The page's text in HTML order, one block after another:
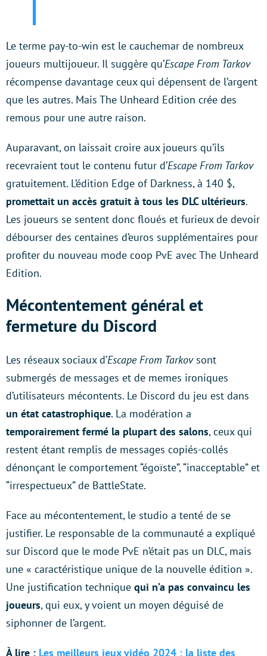
Le terme pay-to-win est le cauchemar de nombreux
joueurs multijoueur. Il suggère qu’Escape From Tarkov
récompense davantage ceux qui dépensent de l’argent
que les autres. Mais The Unheard Edition crée des
remous pour une autre raison.
Auparavant, on laissait croire aux joueurs qu’ils
recevraient tout le contenu futur d’Escape From Tarkov
gratuitement. L’édition Edge of Darkness, à 140 $,
promettait un accès gratuit à tous les DLC ultérieurs.
Les joueurs se sentent donc floués et furieux de devoir
débourser des centaines d’euros supplémentaires pour
profiter du nouveau mode coop PvE avec The Unheard
Edition.
Mécontentement général et
fermeture du Discord
Les réseaux sociaux d’Escape From Tarkovsont
submergés de messages et de memes ironiques
d’utilisateurs mécontents. Le Discord du jeu est dans
un état catastrophique. La modération a
temporairement fermé la plupart des salons, ceux qui
restent étant remplis de messages copiés-collés
dénonçant le comportement “égoïste”, “inacceptable” et
“irrespectueux” de BattleState.
Face au mécontentement, le studio a tenté de se
justifier. Le responsable de la communauté a expliqué
sur Discord que le mode PvE n’était pas un DLC, mais
une « caractéristique unique de la nouvelle édition ».
Une justification technique qui n’a pas convaincu les
joueurs, qui eux, y voient un moyen déguisé de
siphonner de l’argent.
À lire : Les meilleurs jeux vidéo 2024 : la liste des